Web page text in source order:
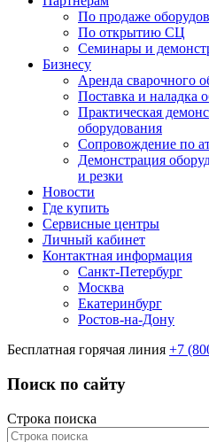
По продаже
По открытию СЦ
Семинары и
Бизнесу
Аренда сварочного
Поставка и наладка
Практическая
оборудования
Сопровождение по
Демонстрация
и резки
Новости
Где купить
Сервисные центры
Личный кабинет
Контактная информация
Санкт-Петербург
Москва
Екатеринбург
Ростов-на-Дону
Бесплатная горячая линия +7
Поиск по сайту
Строка поиска